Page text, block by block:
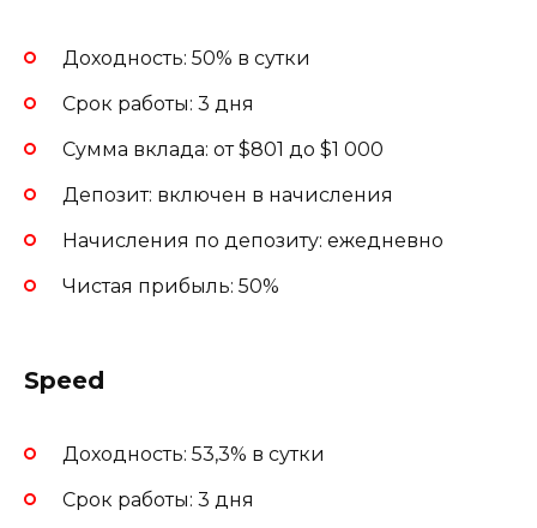
Доходность: 50% в сутки
Срок работы: 3 дня
Сумма вклада: от $801 до $1 000
Депозит: включен в начисления
Начисления по депозиту: ежедневно
Чистая прибыль: 50%
Speed
Доходность: 53,3% в сутки
Срок работы: 3 дня